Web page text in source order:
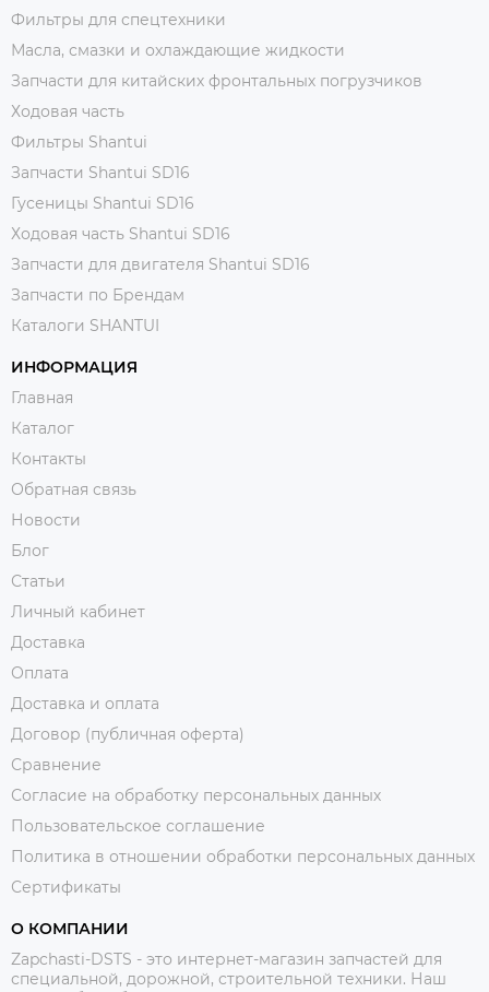
Фильтры для спецтехники
Масла, смазки и охлаждающие жидкости
Запчасти для китайских фронтальных погрузчиков
Ходовая часть
Фильтры Shantui
Запчасти Shantui SD16
Гусеницы Shantui SD16
Ходовая часть Shantui SD16
Запчасти для двигателя Shantui SD16
Запчасти по Брендам
Каталоги SHANTUI
ИНФОРМАЦИЯ
Главная
Каталог
Контакты
Обратная связь
Новости
Блог
Статьи
Личный кабинет
Доставка
Оплата
Доставка и оплата
Договор (публичная оферта)
Сравнение
Согласие на обработку персональных данных
Пользовательское соглашение
Политика в отношении обработки персональных данных
Сертификаты
О КОМПАНИИ
Zapchasti-DSTS - это интернет-магазин запчастей для
специальной, дорожной, строительной техники. Наш